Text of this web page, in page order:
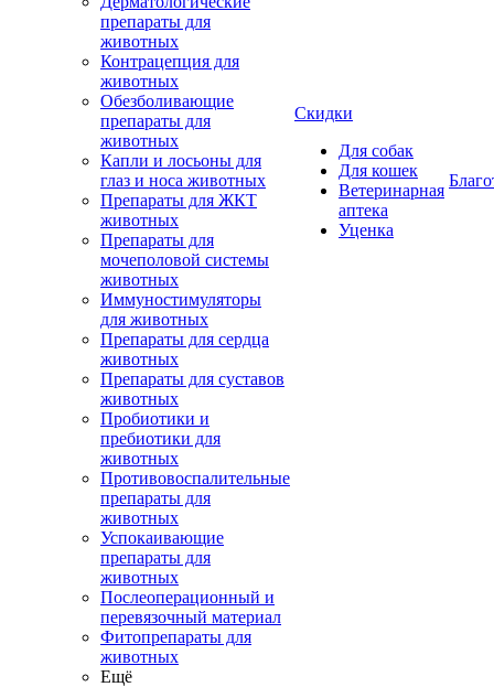
препараты для
животных
Контрацепция для
животных
Обезболивающие
препараты для
животных
Капли и лосьоны для
глаз и носа животных
Препараты для ЖКТ
животных
Препараты для
мочеполовой системы
животных
Иммуностимуляторы
для животных
Препараты для сердца
животных
Препараты для суставов
животных
Пробиотики и
пребиотики для
животных
Противовоспалительные
препараты для
животных
Успокаивающие
препараты для
животных
Послеоперационный и
перевязочный материал
Фитопрепараты для
животных
Ещё
Скидки
Для собак
Для кошек
Ветеринарная
аптека
Уценка